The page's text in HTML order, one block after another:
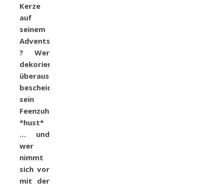
Kerze
auf
seinem
Adventskranz
? Wer
dekoriert
überaus
bescheiden
sein
Feenzuhause?
*hust*
… und
wer
nimmt
sich vor
mit der